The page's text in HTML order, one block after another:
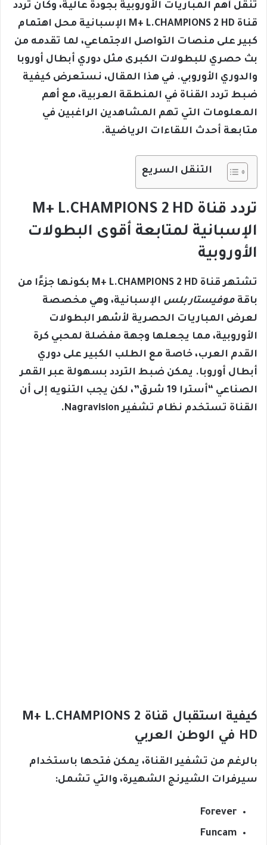
تنقل أهم المباريات الأوروبية بجودة عالية، وكان تردد
قناة M+ L.CHAMPIONS 2 HD الإسبانية محل اهتمام
كبير على منصات التواصل الاجتماعي، لما تقدمه من
بث حصري للبطولات الكبرى مثل دوري أبطال أوروبا
والدوري الأوروبي. في هذا المقال، نستعرض كيفية
ضبط تردد القناة في المنطقة العربية، مع أهم
المعلومات التي تهم المشاهدين الراغبين في
متابعة أحدث اللقاءات الرياضية.
التنقل السريع
تردد قناة M+ L.CHAMPIONS 2 HD
الإسبانية لمتابعة أقوى البطولات
الأوروبية
تشتهر قناة M+ L.CHAMPIONS 2 HD بكونها جزءًا من
باقة موفيستار بلس الإسبانية، وهي مخصصة
لعرض المباريات الحصرية لأشهر البطولات
الأوروبية، مما يجعلها وجهة مفضلة لمحبي كرة
القدم العرب، خاصة مع الطلب الكبير على دوري
أبطال أوروبا. يمكن ضبط التردد بسهولة عبر القمر
الصناعي “أسترا 19 شرق”، لكن يجب التنويه إلى أن
القناة تستخدم نظام تشفير Nagravision.
كيفية استقبال قناة M+ L.CHAMPIONS 2
HD في الوطن العربي
بالرغم من تشفير القناة، يمكن فتحها باستخدام
سيرفرات الشيرنج الشهيرة، والتي تشمل:
Forever
Funcam